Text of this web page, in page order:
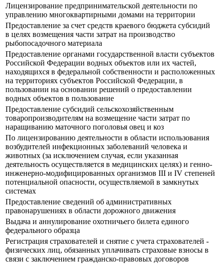
Лицензирование предпринимательской деятельности по
управлению многоквартирными домами на территории
Предоставление за счет средств краевого бюджета субсидий
в целях возмещения части затрат на производство
рыбопосадочного материала
Предоставление органами государственной власти субъектов
Российской Федерации водных объектов или их частей,
находящихся в федеральной собственности и расположенных
на территориях субъектов Российской Федерации, в
пользовании на основании решений о предоставлении
водных объектов в пользование
Предоставление субсидий сельскохозяйственным
товаропроизводителям на возмещение части затрат по
наращиванию маточного поголовья овец и коз
По лицензированию деятельности в области использования
возбудителей инфекционных заболеваний человека и
животных (за исключением случая, если указанная
деятельность осуществляется в медицинских целях) и генно-
инженерно-модифицированных организмов III и IV степеней
потенциальной опасности, осуществляемой в замкнутых
системах
Предоставление сведений об административных
правонарушениях в области дорожного движения
Выдача и аннулирование охотничьего билета единого
федерального образца
Регистрация страхователей и снятие с учета страхователей -
физических лиц, обязанных уплачивать страховые взносы в
связи с заключением гражданско-правовых договоров